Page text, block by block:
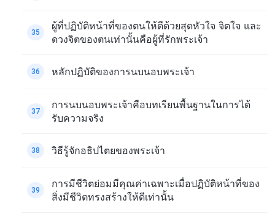
35
ผู้ที่ปฏิบัติหน้าที่ของตนให้ดีด้วยสุดหัวใจ จิตใจ และ
ดวงจิตของตนเท่านั้นคือผู้ที่รักพระเจ้า
36 หลักปฏิบัติของการนบนอบพระเจ้า
37
การนบนอบพระเจ้าคือบทเรียนพื้นฐานในการได้
รับความจริง
38 วิธีรู้จักอธิปไตยของพระเจ้า
39
การมีชีวิตย่อมมีคุณค่าเฉพาะเมื่อปฏิบัติหน้าที่ของ
สิ่งมีชีวิตทรงสร้างให้ดีเท่านั้น